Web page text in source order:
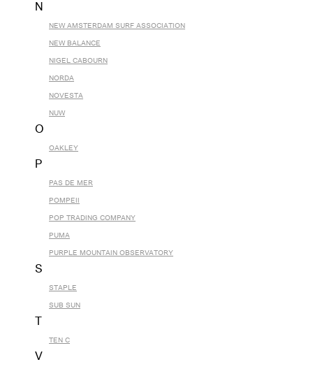
N
NEW AMSTERDAM SURF ASSOCIATION
NEW BALANCE
NIGEL CABOURN
NORDA
NOVESTA
NUW
O
OAKLEY
P
PAS DE MER
POMPEII
POP TRADING COMPANY
PUMA
PURPLE MOUNTAIN OBSERVATORY
S
STAPLE
SUB SUN
TEN C
V